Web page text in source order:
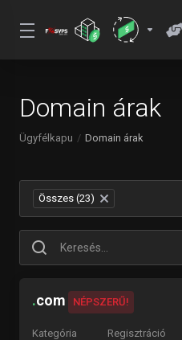
Domain árak
Ügyfélkapu Domain árak
Összes (23) ×
.com NÉPSZERŰ!
Kategória Regisztráció